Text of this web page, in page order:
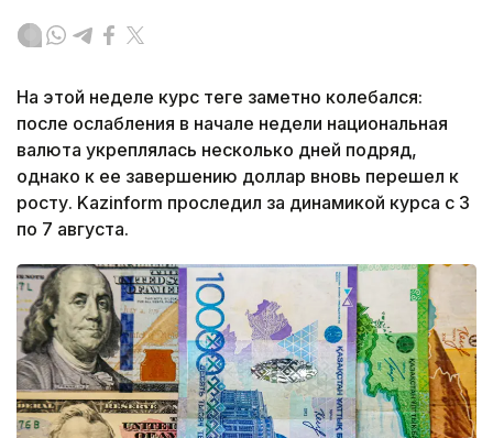
На этой неделе курс теңге заметно колебался:
после ослабления в начале недели национальная
валюта укреплялась несколько дней подряд,
однако к ее завершению доллар вновь перешел к
росту. Kazinform проследил за динамикой курса с 3
по 7 августа.